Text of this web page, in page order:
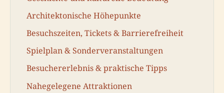
Architektonische Höhepunkte
Besuchszeiten, Tickets & Barrierefreiheit
Spielplan & Sonderveranstaltungen
Besuchererlebnis & praktische Tipps
Nahegelegene Attraktionen